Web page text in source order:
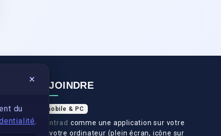
×
du
.
NOUS REJOINDRE
Application mobile & PC
InstallezSwantrad comme une application sur votre
téléphone et votre ordinateur (plein écran, icône sur